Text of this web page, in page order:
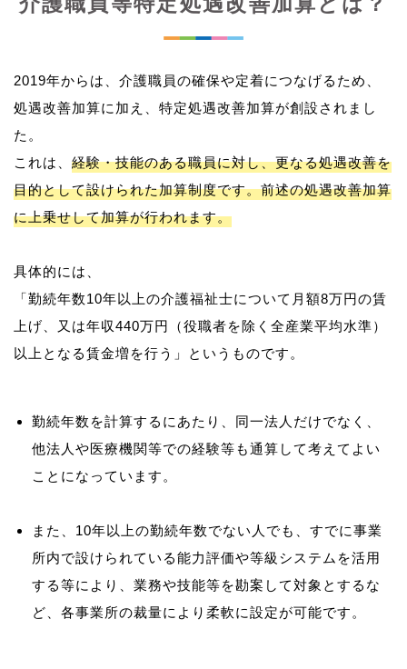
2019年からは、介護職員の確保や定着につなげるため、
処遇改善加算に加え、特定処遇改善加算が創設されまし
た。
これは、 経験・技能のある職員に対し、更なる処遇改善を
目的として設けられた加算制度です。前述の処遇改善加算
に上乗せして加算が行われます。
具体的には、
「勤続年数10年以上の介護福祉士について月額8万円の賃
上げ、又は年収440万円（役職者を除く全産業平均水準）
勤続年数を計算するにあたり、同一法人だけでなく、
他法人や医療機関等での経験等も通算して考えてよい
ことになっています。
また、10年以上の勤続年数でない人でも、すでに事業
所内で設けられている能力評価や等級システムを活用
する等により、業務や技能等を勘案して対象とするな
ど、各事業所の裁量により柔軟に設定が可能です。